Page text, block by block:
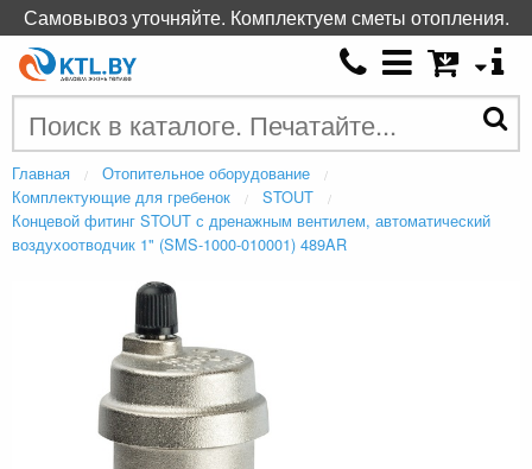
Главная
Отопительное оборудование
Комплектующие для гребенок
STOUT
Концевой фитинг STOUT с дренажным вентилем, автоматический
воздухоотводчик 1" (SMS-1000-010001) 489AR
Самовывоз уточняйте. Комплектуем сметы отопления.